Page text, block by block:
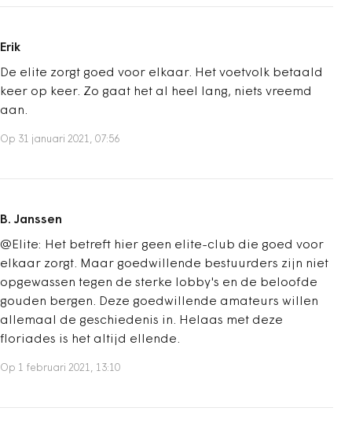
Erik
De elite zorgt goed voor elkaar. Het voetvolk betaald
keer op keer. Zo gaat het al heel lang, niets vreemd
aan.
Op 31 januari 2021, 07:56
B. Janssen
@Elite: Het betreft hier geen elite-club die goed voor
elkaar zorgt. Maar goedwillende bestuurders zijn niet
opgewassen tegen de sterke lobby's en de beloofde
gouden bergen. Deze goedwillende amateurs willen
allemaal de geschiedenis in. Helaas met deze
floriades is het altijd ellende.
Op 1 februari 2021, 13:10